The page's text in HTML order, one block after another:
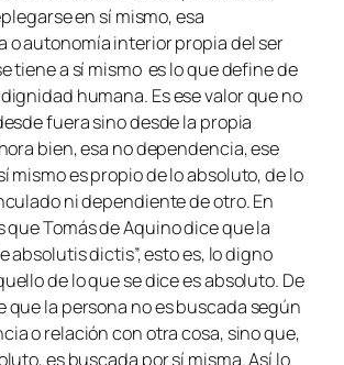
en sí mismo, esa
o autonomía interior propia del ser
tiene a sí mismo es lo que define de
humana. Es ese valor que no
fuera sino desde la propia
bien, esa no dependencia, ese
mismo es propio de lo absoluto, de lo
ni dependiente de otro. En
que Tomás de Aquino dice que la
absolutis dictis”, esto es, lo digno
de lo que se dice es absoluto. De
que la persona no es buscada según
o relación con otra cosa, sino que,
es buscada por sí misma. Así lo